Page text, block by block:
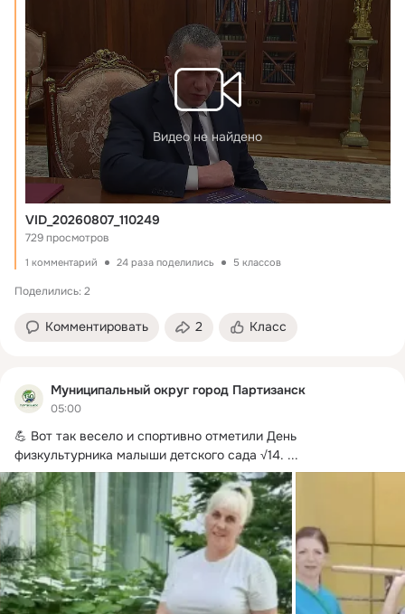
Видео не найдено
VID_20260807_110249
729 просмотров
1 комментарий 24 раза поделились 5 классов
Поделились: 2
Комментировать 2 Класс
Муниципальный округ город Партизанск
05:00
💪 Вот так весело и спортивно отметили День
физкультурника малыши детского сада √14. ...